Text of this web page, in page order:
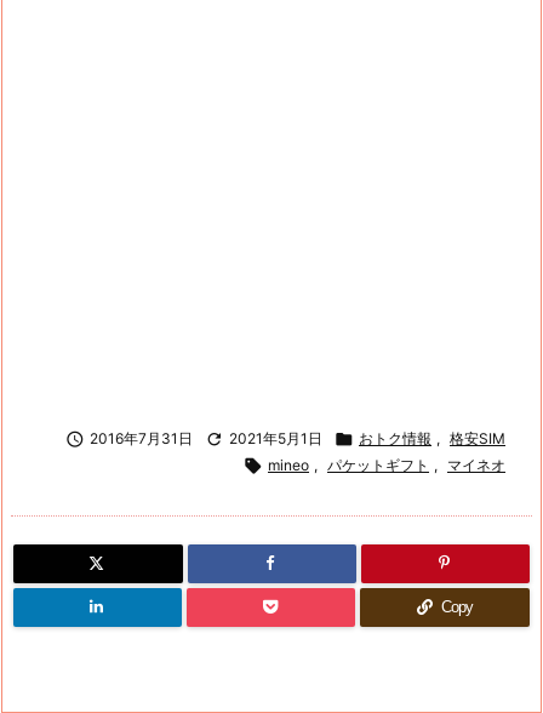
 2016年7月31日  2021年5月1日  おトク情報 , 格安SIM
 mineo , パケットギフト , マイネオ
Copy